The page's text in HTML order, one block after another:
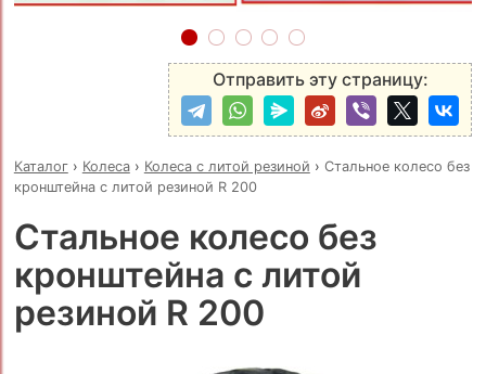
Отправить эту страницу:
Каталог› Колеса› Колеса с литой резиной › Стальное колесо без
кронштейна с литой резиной R 200
Стальное колесо без
кронштейна с литой
резиной R 200